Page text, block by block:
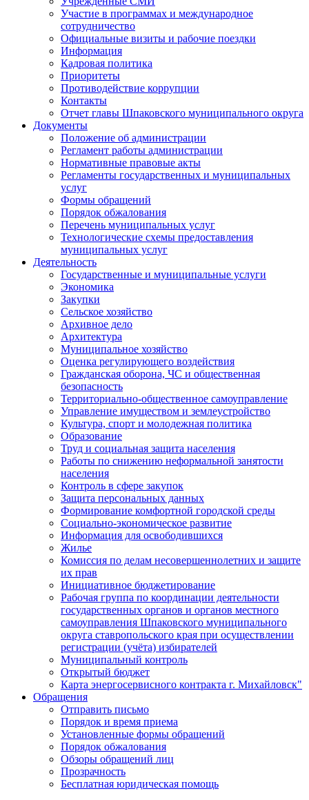
Участие в программах и международное
сотрудничество
Официальные визиты и рабочие поездки
Информация
Кадровая политика
Приоритеты
Противодействие коррупции
Контакты
Отчет главы Шпаковского муниципального округа
Документы
Положение об администрации
Регламент работы администрации
Нормативные правовые акты
Регламенты государственных и муниципальных
услуг
Формы обращений
Порядок обжалования
Перечень муниципальных услуг
Технологические схемы предоставления
муниципальных услуг
Деятельность
Государственные и муниципальные услуги
Экономика
Закупки
Сельское хозяйство
Архивное дело
Архитектура
Муниципальное хозяйство
Оценка регулирующего воздействия
Гражданская оборона, ЧС и общественная
безопасность
Территориально-общественное самоуправление
Управление имуществом и землеустройство
Культура, спорт и молодежная политика
Образование
Труд и социальная защита населения
Работы по снижению неформальной занятости
населения
Контроль в сфере закупок
Защита персональных данных
Формирование комфортной городской среды
Социально-экономическое развитие
Информация для освободившихся
Жилье
Комиссия по делам несовершеннолетних и защите
их прав
Инициативное бюджетирование
Рабочая группа по координации деятельности
государственных органов и органов местного
самоуправления Шпаковского муниципального
округа ставропольского края при осуществлении
регистрации (учёта) избирателей
Муниципальный контроль
Открытый бюджет
Карта энергосервисного контракта г. Михайловск"
Обращения
Отправить письмо
Порядок и время приема
Установленные формы обращений
Порядок обжалования
Обзоры обращений лиц
Прозрачность
Бесплатная юридическая помощь